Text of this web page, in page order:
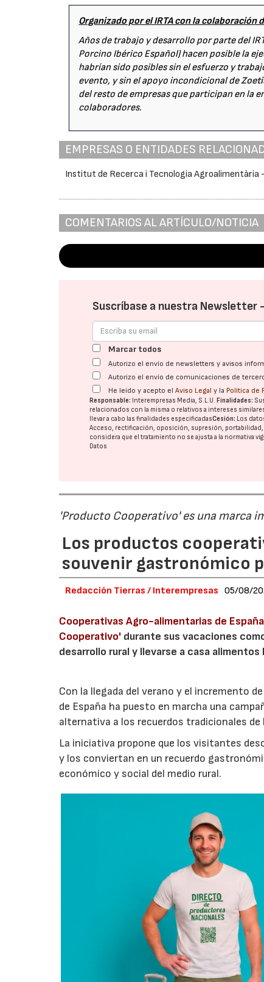
Organizado por el IRTA con la colaboración
Años de trabajo y desarrollo por parte del
Porcino Ibérico Español) hacen posible la
habrían sido posibles sin el esfuerzo y
evento, y sin el apoyo incondicional de
del resto de empresas que participan en la
colaboradores.
EMPRESAS O ENTIDADES
Institut de Recerca i Tecnologia Agroalimentària
COMENTARIOS AL ARTÍCULO/NOTICIA
Suscríbase a nuestra Newsletter -
Marcar todos
Autorizo el envío de newsletters y avisos
Autorizo el envío de comunicaciones de
He leído y acepto elAviso Legal y la Política de
Responsable: Interempresas Media, S.L.U.Finalidades:
relacionados con la misma o relativos a intereses
llevar a cabo las finalidades especificadasCesión: Los
Acceso, rectificación, oposición, supresión,
considera que el tratamiento no se ajusta a la normativa
Datos
'Producto Cooperativo' es una marca
Los productos
souvenir gastronómico
Redacción Tierras / Interempresas 05/08/
Cooperativas Agro-alimentarias de España
Cooperativo' durante sus vacaciones
desarrollo rural y llevarse a casa
Con la llegada del verano y el incremento
de España ha puesto en marcha una
alternativa a los recuerdos tradicionales de
La iniciativa propone que los visitantes
y los conviertan en un recuerdo
económico y social del medio rural.